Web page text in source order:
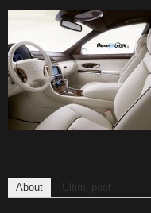
About Ultimi post